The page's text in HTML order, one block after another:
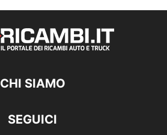
CHI SIAMO
SEGUICI